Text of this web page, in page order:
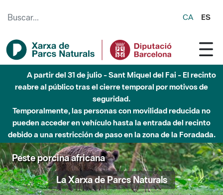
CA ES
A partir del 31 de julio - Sant Miquel del Fai - El recinto
reabre al público tras el cierre temporal por motivos de
seguridad.
Temporalmente, las personas con movilidad reducida no
pueden acceder en vehículo hasta la entrada del recinto
debido a una restricción de paso en la zona de la Foradada.
Peste porcina africana
La Xarxa de Parcs Naturals